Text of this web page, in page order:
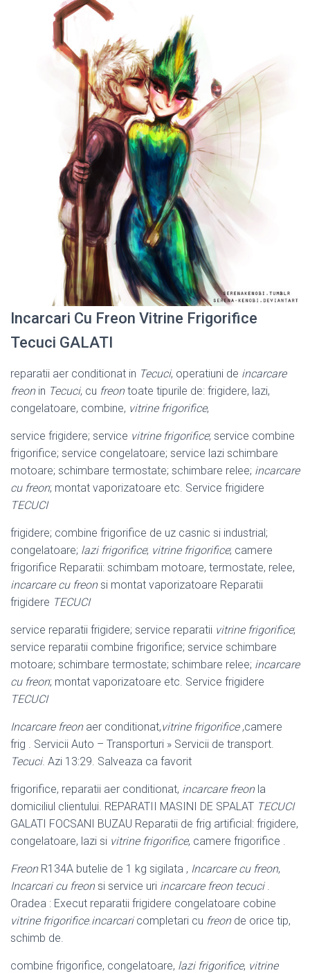
Incarcari Cu Freon Vitrine Frigorifice
Tecuci GALATI
reparatii aer conditionat in Tecuci, operatiuni de incarcare
freonin Tecuci, cu freontoate tipurile de: frigidere, lazi,
congelatoare, combine, vitrine frigorifice,
service frigidere; service vitrine frigorifice; service combine
frigorifice; service congelatoare; service lazi schimbare
motoare; schimbare termostate; schimbare relee; incarcare
cu freon; montat vaporizatoare etc. Service frigidere
TECUCI
frigidere; combine frigorifice de uz casnic si industrial;
congelatoare; lazi frigorifice; vitrine frigorifice; camere
frigorifice Reparatii: schimbam motoare, termostate, relee,
incarcare cu freonsi montat vaporizatoare Reparatii
frigidere TECUCI
service reparatii frigidere; service reparatii vitrine frigorifice;
service reparatii combine frigorifice; service schimbare
motoare; schimbare termostate; schimbare relee; incarcare
cu freon; montat vaporizatoare etc. Service frigidere
TECUCI
Incarcare freonaer conditionat,vitrine frigorifice,camere
frig . Servicii Auto – Transporturi » Servicii de transport.
Tecuci. Azi 13:29. Salveaza ca favorit
frigorifice, reparatii aer conditionat, incarcare freonla
domiciliul clientului. REPARATII MASINI DE SPALAT TECUCI
GALATI FOCSANI BUZAU Reparatii de frig artificial: frigidere,
congelatoare, lazi si vitrine frigorifice, camere frigorifice .
FreonR134A butelie de 1 kg sigilata , Incarcare cu freon,
Incarcari cu freonsi service uri incarcare freon tecuci.
Oradea : Execut reparatii frigidere congelatoare cobine
vitrine frigorifice.incarcaricompletari cu freonde orice tip,
schimb de.
combine frigorifice, congelatoare, lazi frigorifice, vitrine